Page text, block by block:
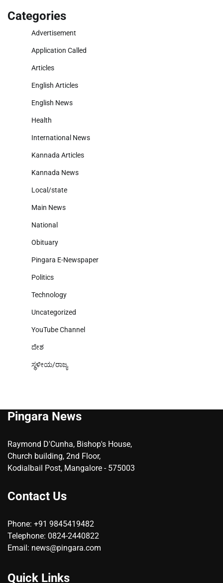
Categories
Advertisement
Application Called
Articles
English Articles
English News
Health
International News
Kannada Articles
Kannada News
Local/state
Main News
National
Obituary
Pingara E-Newspaper
Politics
Technology
Uncategorized
YouTube Channel
ದೇಶ
ಸ್ಥಳೀಯ/ರಾಜ್ಯ
Pingara News
Raymond D'Cunha, Bishop's House,
Church building, 2nd Floor,
Kodialbail Post, Mangalore - 575003
Contact Us
Phone: +91 9845419482
Telephone: 0824-2440822
Email: news@pingara.com
Quick Links